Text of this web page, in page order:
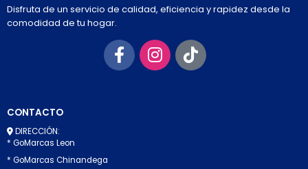
Disfruta de un servicio de calidad, eficiencia y rapidez desde la
comodidad de tu hogar.
CONTACTO
DIRECCIÓN:
* GoMarcas Leon
* GoMarcas Chinandega